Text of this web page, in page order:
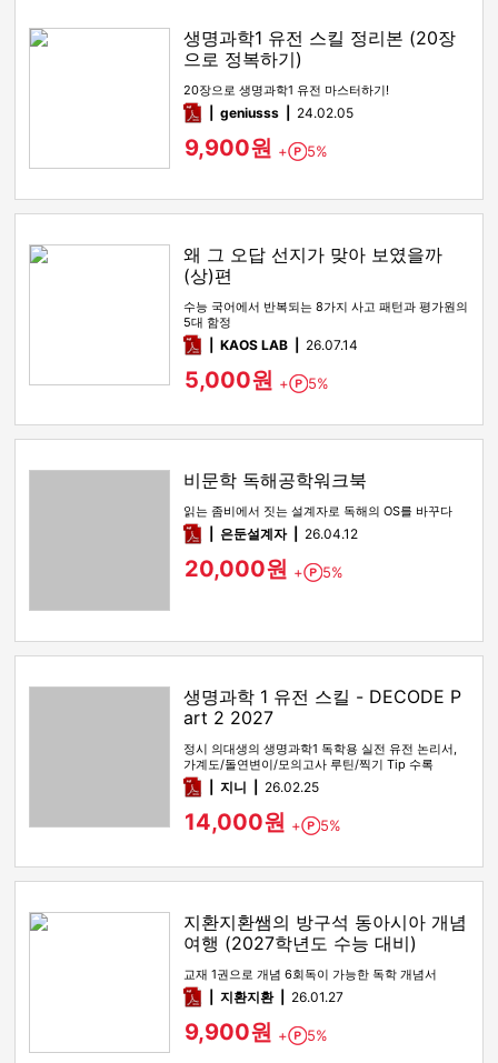
생명과학1 유전 스킬 정리본 (20장
으로 정복하기)
20장으로 생명과학1 유전 마스터하기!
pdfgeniusss 24.02.05
9,900원 + Point
5%
왜 그 오답 선지가 맞아 보였을까
(상)편
수능 국어에서 반복되는 8가지 사고 패턴과 평가원의
5대 함정
pdfKAOS LAB 26.07.14
5,000원 + Point
5%
비문학 독해공학워크북
읽는 좀비에서 짓는 설계자로 독해의 OS를 바꾸다
pdf은둔설계자 26.04.12
20,000원 + Point
5%
생명과학 1 유전 스킬 - DECODE P
art 2 2027
정시 의대생의 생명과학1 독학용 실전 유전 논리서,
가계도/돌연변이/모의고사 루틴/찍기 Tip 수록
pdf지니 26.02.25
14,000원 + Point
5%
지환지환쌤의 방구석 동아시아 개념
여행 (2027학년도 수능 대비)
교재 1권으로 개념 6회독이 가능한 독학 개념서
pdf지환지환 26.01.27
9,900원 + Point
5%